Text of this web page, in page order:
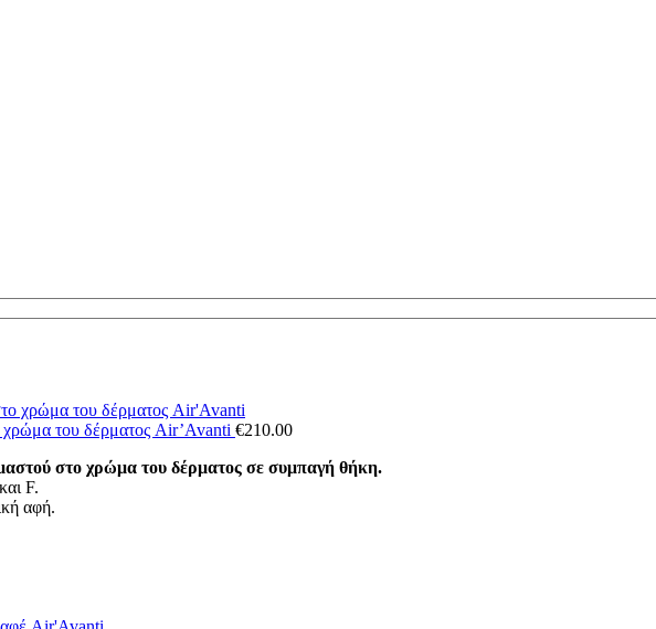
του δέρματος Air’Avanti €210.00
στο χρώμα του δέρματος σε συμπαγή θήκη.
F.
αφή.